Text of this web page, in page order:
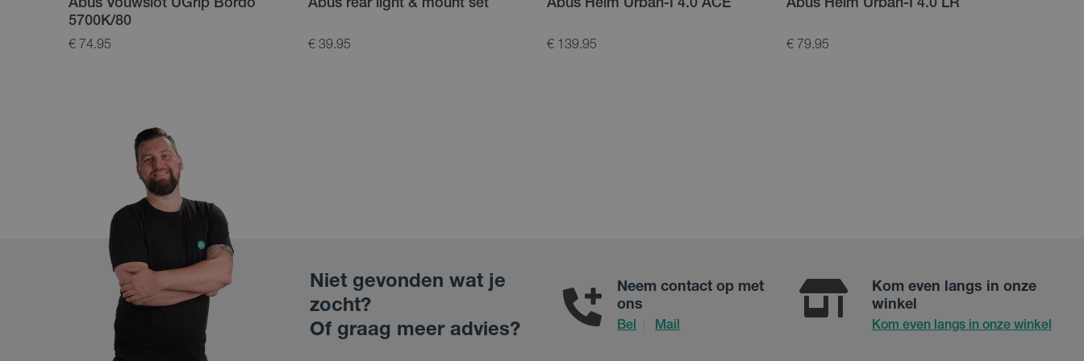
Abus Vouwslot UGrip Bordo
5700K/80
€ 74.95
Abus rear light & mount set
€ 39.95
Abus Helm Urban-I 4.0 ACE
€ 139.95
Abus Helm Urban-I 4.0 LR
€ 79.95
Niet gevonden wat je
zocht?
Of graag meer advies?
Neem contact op met
ons
Bel Mail
Kom even langs in onze
winkel
Kom even langs in onze winkel